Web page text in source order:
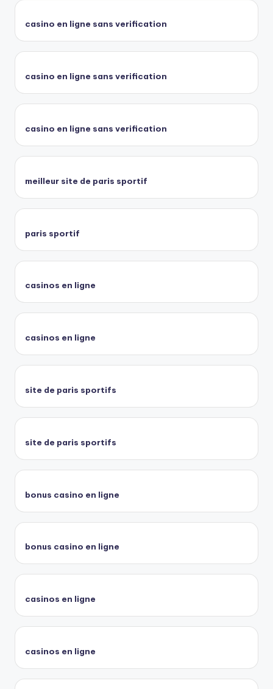
casino en ligne sans verification
casino en ligne sans verification
casino en ligne sans verification
meilleur site de paris sportif
paris sportif
casinos en ligne
casinos en ligne
site de paris sportifs
site de paris sportifs
bonus casino en ligne
bonus casino en ligne
casinos en ligne
casinos en ligne